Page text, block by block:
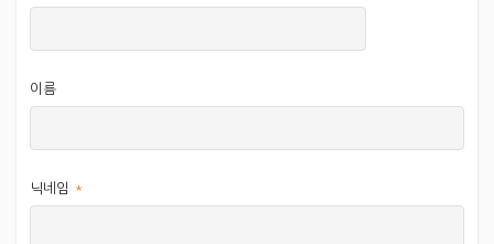
이름
닉네임 *